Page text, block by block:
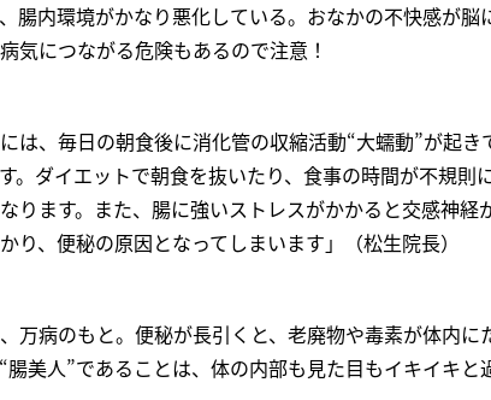
腸内環境がかなり悪化している。おなかの不快感が脳
気につながる危険もあるので注意！
は、毎日の朝食後に消化管の収縮活動“大蠕動”が起き
。ダイエットで朝食を抜いたり、食事の時間が不規則
ります。また、腸に強いストレスがかかると交感神経
り、便秘の原因となってしまいます」（松生院長）
万病のもと。便秘が長引くと、老廃物や毒素が体内に
美人”であることは、体の内部も見た目もイキイキと